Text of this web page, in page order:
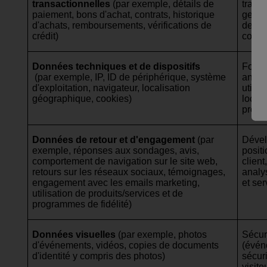
transactionnelles (par exemple, détails de
paiement, bons d'achat, contrats, historique
d'achats, remboursements, vérifications de
crédit)
de
Données techniques et de dispositifs
(par exemple, IP, ID de périphérique, système
d'exploitation, navigateur, localisation
géographique, cookies)
Données de retour et d'engagement (par
exemple, réponses aux sondages, avis,
comportement de navigation sur le site web,
retours sur les réseaux sociaux, témoignages,
engagement avec les emails marketing,
utilisation de produits/services et de
programmes de fidélité)
et
Données visuelles (par exemple, photos
d'événements, vidéos, copies de documents
d'identité y compris des photos)